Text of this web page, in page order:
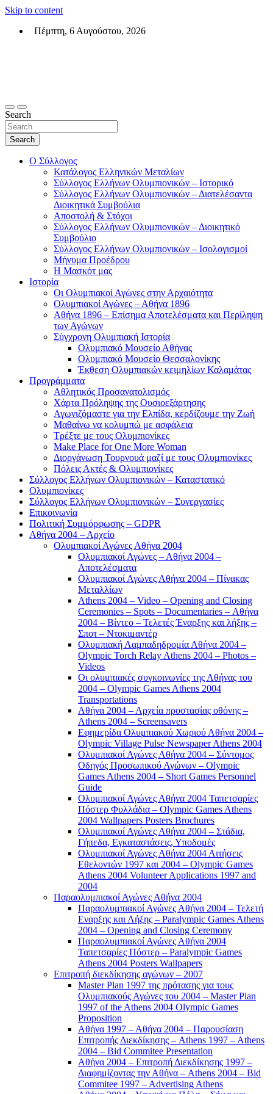
Skip to content
Πέμπτη, 6 Αυγούστου, 2026
Search
Search
Ο Σύλλογος
Κατάλογος Ελληνικών Μεταλίων
Σύλλογος Ελλήνων Ολυμπιονικών – Ιστορικό
Σύλλογος Ελλήνων Ολυμπιονικών – Διατελέσαντα
Διοικητικά Συμβούλια
Αποστολή & Στόχοι
Σύλλογος Ελλήνων Ολυμπιονικών – Διοικητικό
Συμβούλιο
Σύλλογος Ελλήνων Ολυμπιονικών – Ισολογισμοί
Μήνυμα Προέδρου
Η Μασκότ μας
Ιστορία
Οι Ολυμπιακοί Αγώνες στην Αρχαιότητα
Ολυμπιακοί Αγώνες – Αθήνα 1896
Αθήνα 1896 – Επίσημα Αποτελέσματα και Περίληψη
των Αγώνων
Σύγχρονη Ολυμπιακή Ιστορία
Ολυμπιακό Μουσείο Αθήνας
Ολυμπιακό Μουσείο Θεσσαλονίκης
Έκθεση Ολυμπιακών κειμηλίων Καλαμάτας
Προγράμματα
Αθλητικός Προσανατολισμός
Χάρτα Πρόληψης της Ουσιοεξάρτησης
Αγωνιζόμαστε για την Ελπίδα, κερδίζουμε την Ζωή
Μαθαίνω να κολυμπώ με ασφάλεια
Τρέξτε με τους Ολυμπιονίκες
Make Place for One More Woman
Διοργάνωση Τουρνουά μαζί με τους Ολυμπιονίκες
Πόλεις Ακτές & Ολυμπιονίκες
Σύλλογος Ελλήνων Ολυμπιονικών – Καταστατικό
Ολυμπιονίκες
Σύλλογος Ελλήνων Ολυμπιονικών – Συνεργασίες
Επικοινωνία
Πολιτική Συμμόρφωσης – GDPR
Αθήνα 2004 – Αρχείο
Ολυμπιακοί Αγώνες Αθήνα 2004
Ολυμπιακοί Αγώνες – Αθήνα 2004 –
Αποτελέσματα
Ολυμπιακοί Αγώνες Αθήνα 2004 – Πίνακας
Μεταλλίων
Athens 2004 – Video – Opening and Closing
Ceremonies – Spots – Documentaries – Αθήνα
2004 – Βίντεο – Τελετές Έναρξης και λήξης –
Σποτ – Ντοκιμαντέρ
Ολυμπιακή Λαμπαδηδρομία Αθήνα 2004 –
Olympic Torch Relay Athens 2004 – Photos –
Videos
Οι ολυμπιακές συγκοινωνίες της Αθήνας του
2004 – Olympic Games Athens 2004
Transportations
Αθήνα 2004 – Αρχεία προστασίας οθόνης –
Athens 2004 – Screensavers
Εφημερίδα Ολυμπιακού Χωριού Αθήνα 2004 –
Olympic Village Pulse Newspaper Athens 2004
Ολυμπιακοί Αγώνες Αθήνα 2004 – Σύντομος
Οδηγός Προσωπικού Αγώνων – Olympic
Games Athens 2004 – Short Games Personnel
Guide
Ολυμπιακοί Αγώνες Αθήνα 2004 Ταπετσαρίες
Πόστερ Φυλλάδια – Olympic Games Athens
2004 Wallpapers Posters Brochures
Ολυμπιακοί Αγώνες Αθήνα 2004 – Στάδια,
Γήπεδα, Εγκαταστάσεις, Υποδομές
Ολυμπιακοί Αγώνες Αθήνα 2004 Αιτήσεις
Εθελοντών 1997 και 2004 – Olympic Games
Athens 2004 Volunteer Applications 1997 and
2004
Παραολυμπιακοί Αγώνες Αθήνα 2004
Παραολυμπιακοί Αγώνες Αθήνα 2004 – Τελετή
Εναρξης και Λήξης – Paralympic Games Athens
2004 – Opening and Closing Ceremony
Παραολυμπιακοί Αγώνες Αθήνα 2004
Ταπετσαρίες Πόστερ – Paralympic Games
Athens 2004 Posters Wallpapers
Επιτροπή διεκδίκησης αγώνων – 2007
Master Plan 1997 της πρότασης για τους
Ολυμπιακούς Αγώνες του 2004 – Master Plan
1997 of the Athens 2004 Olympic Games
Proposition
Αθήνα 1997 – Αθήνα 2004 – Παρουσίαση
Επιτροπής Διεκδίκησης – Athens 1997 – Athens
2004 – Bid Commitee Presentation
Αθήνα 2004 – Επιτροπή Διεκδίκησης 1997 –
Διαφημίζοντας την Αθήνα – Athens 2004 – Bid
Commitee 1997 – Advertising Athens